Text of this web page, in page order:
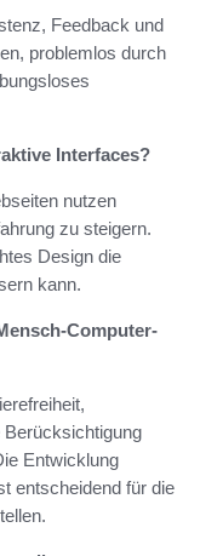
Feedback und
problemlos durch
Interfaces?
nutzen
zu steigern.
Design die
kann.
Computer-
Berücksichtigung
Entwicklung
entscheidend für die